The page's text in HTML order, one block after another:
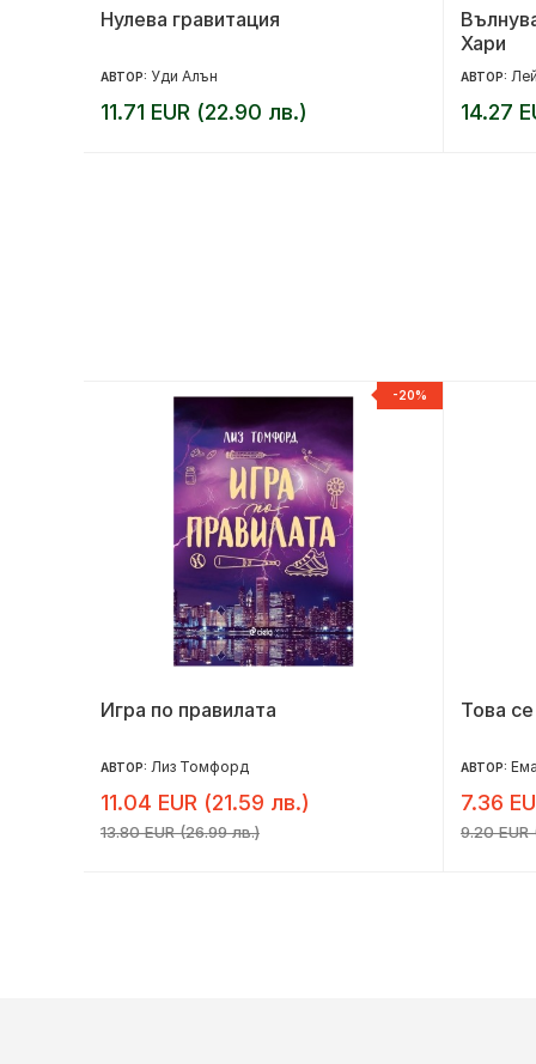
Нулева гравитация
АВТОР: Уди Алън
11.71 EUR (22.90 лв.)
Хари
АВТОР:
14.27
-20%
Игра по правилата
АВТОР: Лиз Томфорд
11.04 EUR (21.59 лв.)
13.80 EUR (26.99 лв.)
Това
АВТОР:
7.36
9.20 EUR